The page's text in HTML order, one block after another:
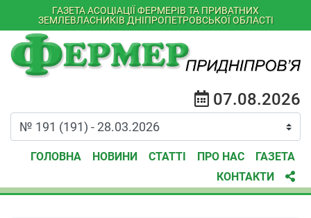
ГАЗЕТА АСОЦІАЦІЇ ФЕРМЕРІВ ТА ПРИВАТНИХ
ЗЕМЛЕВЛАСНИКІВ ДНІПРОПЕТРОВСЬКОЇ ОБЛАСТІ
07.08.2026
ГОЛОВНА НОВИНИ СТАТТІ ПРО НАС
ГАЗЕТА
КОНТАКТИ